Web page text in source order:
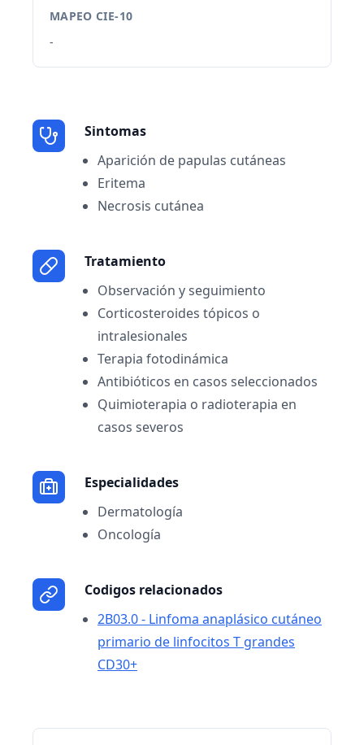
MAPEO CIE-10
-
Sintomas
Aparición de papulas cutáneas
Eritema
Necrosis cutánea
Tratamiento
Observación y seguimiento
Corticosteroides tópicos o
intralesionales
Terapia fotodinámica
Antibióticos en casos seleccionados
Quimioterapia o radioterapia en
casos severos
Especialidades
Dermatología
Oncología
Codigos relacionados
2B03.0 - Linfoma anaplásico cutáneo
primario de linfocitos T grandes
CD30+